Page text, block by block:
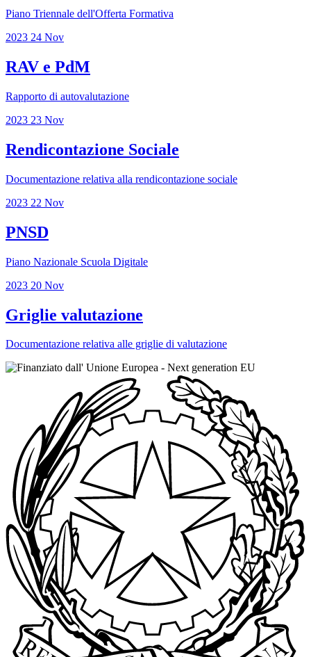
Piano Triennale dell'Offerta Formativa
2023 24 Nov
RAV e PdM
Rapporto di autovalutazione
2023 23 Nov
Rendicontazione Sociale
Documentazione relativa alla rendicontazione sociale
2023 22 Nov
PNSD
Piano Nazionale Scuola Digitale
2023 20 Nov
Griglie valutazione
Documentazione relativa alle griglie di valutazione